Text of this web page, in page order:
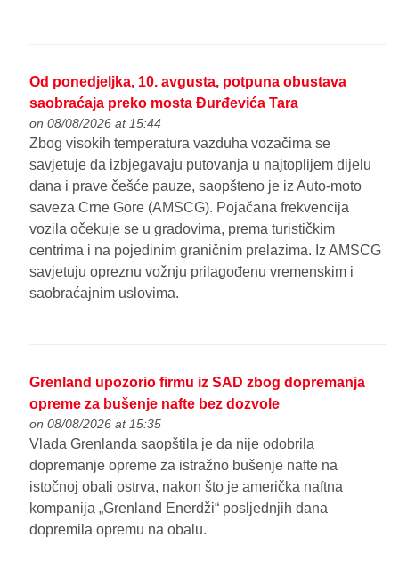
Od ponedjeljka, 10. avgusta, potpuna obustava
saobraćaja preko mosta Đurđevića Tara
on 08/08/2026 at 15:44
Zbog visokih temperatura vazduha vozačima se
savjetuje da izbjegavaju putovanja u najtoplijem dijelu
dana i prave češće pauze, saopšteno je iz Auto-moto
saveza Crne Gore (AMSCG). Pojačana frekvencija
vozila očekuje se u gradovima, prema turističkim
centrima i na pojedinim graničnim prelazima. Iz AMSCG
savjetuju opreznu vožnju prilagođenu vremenskim i
saobraćajnim uslovima.
Grenland upozorio firmu iz SAD zbog dopremanja
opreme za bušenje nafte bez dozvole
on 08/08/2026 at 15:35
Vlada Grenlanda saopštila je da nije odobrila
dopremanje opreme za istražno bušenje nafte na
istočnoj obali ostrva, nakon što je američka naftna
kompanija „Grenland Enerdži“ posljednjih dana
dopremila opremu na obalu.